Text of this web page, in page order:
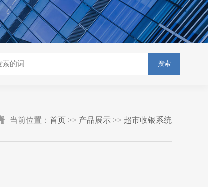
搜索
当前位置： 首页 >> 产品展示 >> 超市收银系统